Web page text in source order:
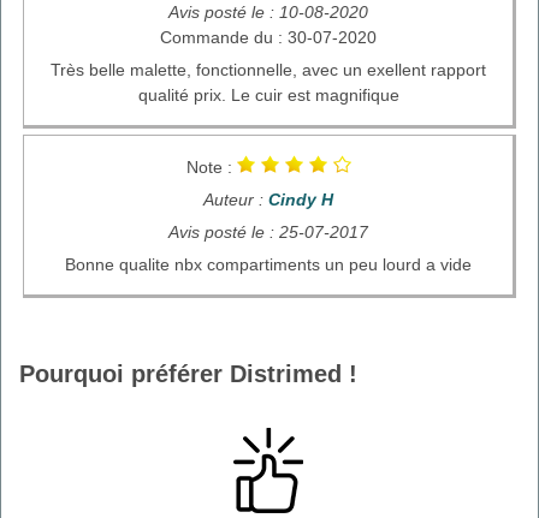
Avis posté le : 10-08-2020
Commande du : 30-07-2020
Très belle malette, fonctionnelle, avec un exellent rapport
qualité prix. Le cuir est magnifique
Note :
Auteur : Cindy H
Avis posté le : 25-07-2017
Bonne qualite nbx compartiments un peu lourd a vide
Pourquoi préférer Distrimed !